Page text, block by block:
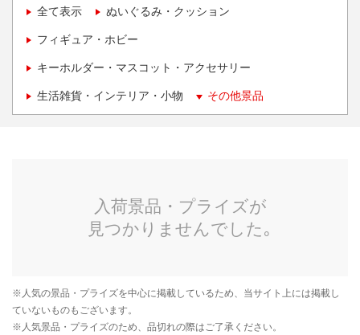
全て表示 ぬいぐるみ・クッション
フィギュア・ホビー
キーホルダー・マスコット・アクセサリー
生活雑貨・インテリア・小物 その他景品